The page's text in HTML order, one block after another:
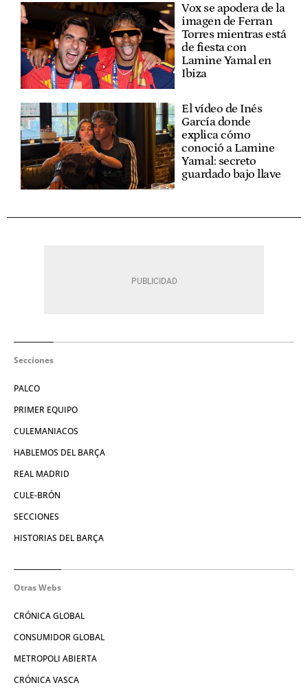
Vox se apodera de la
imagen de Ferran
Torres mientras está
de fiesta con
Lamine Yamal en
Ibiza
El vídeo de Inés
García donde
explica cómo
conoció a Lamine
Yamal: secreto
guardado bajo llave
Secciones
PALCO
PRIMER EQUIPO
CULEMANIACOS
HABLEMOS DEL BARÇA
REAL MADRID
CULE-BRÓN
SECCIONES
HISTORIAS DEL BARÇA
Otras Webs
CRÓNICA GLOBAL
CONSUMIDOR GLOBAL
METROPOLI ABIERTA
CRÓNICA VASCA